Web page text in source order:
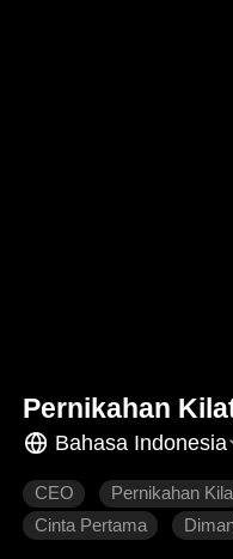
Pernikahan
Bahasa Indonesia
CEO Pernikahan
Cinta Pertama